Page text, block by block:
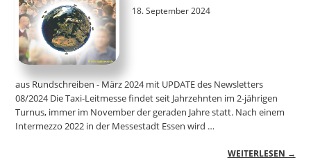
18. September 2024
aus Rundschreiben - März 2024 mit UPDATE des Newsletters
08/2024 Die Taxi-Leitmesse findet seit Jahrzehnten im 2-jährigen
Turnus, immer im November der geraden Jahre statt. Nach einem
Intermezzo 2022 in der Messestadt Essen wird …
WEITERLESEN →